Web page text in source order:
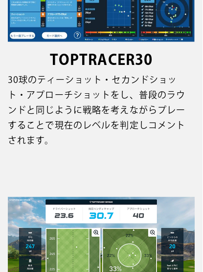
TOPTRACER30
30球のティーショット・セカンドショッ
ト・アプローチショットをし、普段のラウ
ンドと同じように戦略を考えながらプレー
することで現在のレベルを判定しコメント
されます。